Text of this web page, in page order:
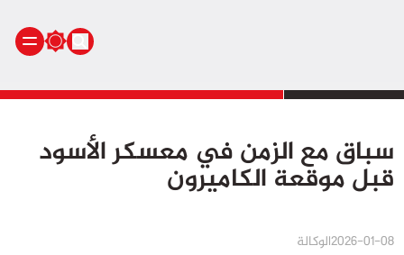
أنشطة ملكية
أنشطة برلمانية
سباق مع الزمن في معسكر الأسود
قبل موقعة الكاميرون
الوكالة2026-01-08